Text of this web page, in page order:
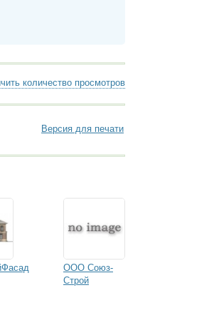
количество просмотров
Версия для печати
ООО Союз-
Строй